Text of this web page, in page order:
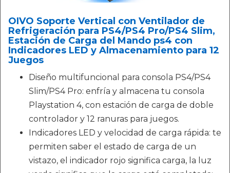
OIVO Soporte Vertical con Ventilador de
Refrigeración para PS4/PS4 Pro/PS4 Slim,
Estación de Carga del Mando ps4 con
Indicadores LED y Almacenamiento para 12
Juegos
Diseño multifuncional para consola PS4/PS4
Slim/PS4 Pro: enfría y almacena tu consola
Playstation 4, con estación de carga de doble
controlador y 12 ranuras para juegos.
Indicadores LED y velocidad de carga rápida: te
permiten saber el estado de carga de un
vistazo, el indicador rojo significa carga, la luz